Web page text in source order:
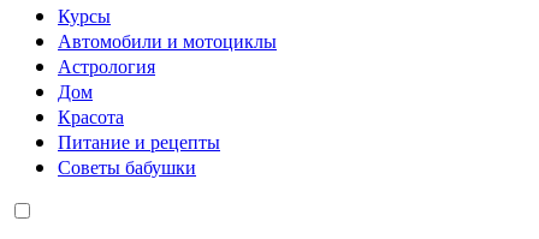
Курсы
Автомобили и мотоциклы
Астрология
Дом
Красота
Питание и рецепты
Советы бабушки